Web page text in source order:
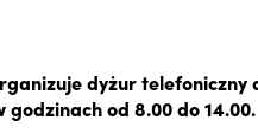
dyżur
od 8.00 do 14.00.